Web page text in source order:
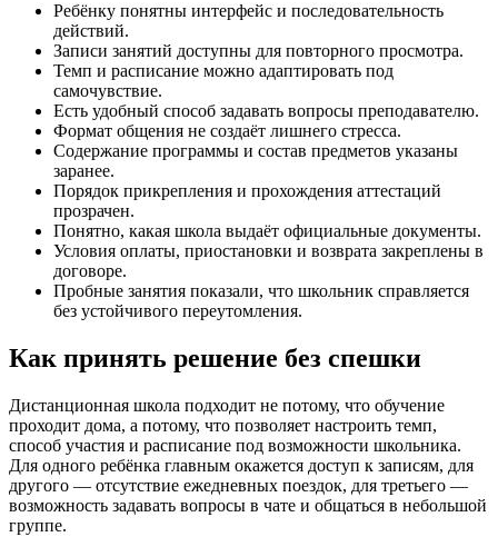
Ребёнку понятны интерфейс и последовательность
действий.
Записи занятий доступны для повторного просмотра.
Темп и расписание можно адаптировать под
самочувствие.
Есть удобный способ задавать вопросы преподавателю.
Формат общения не создаёт лишнего стресса.
Содержание программы и состав предметов указаны
заранее.
Порядок прикрепления и прохождения аттестаций
прозрачен.
Понятно, какая школа выдаёт официальные документы.
Условия оплаты, приостановки и возврата закреплены в
договоре.
Пробные занятия показали, что школьник справляется
без устойчивого переутомления.
Как принять решение без спешки
Дистанционная школа подходит не потому, что обучение
проходит дома, а потому, что позволяет настроить темп,
способ участия и расписание под возможности школьника.
Для одного ребёнка главным окажется доступ к записям, для
другого — отсутствие ежедневных поездок, для третьего —
возможность задавать вопросы в чате и общаться в небольшой
группе.